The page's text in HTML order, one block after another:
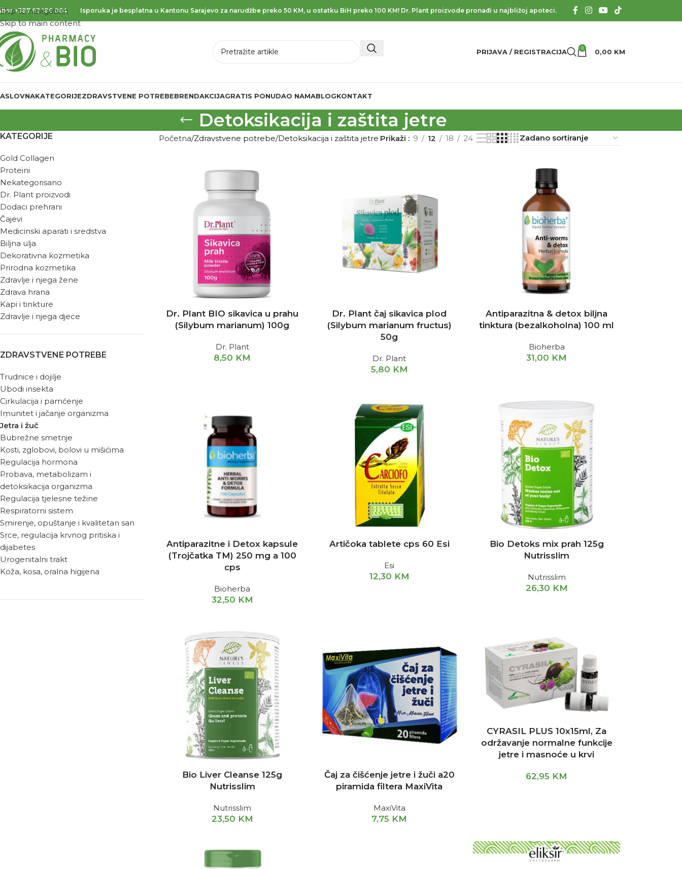
Skip to navigation
Skip to main content
+387 62 186 064 Isporuka je besplatna u Kantonu Sarajevo za narudžbe preko 50 KM, u ostatku BiH preko 100 KM! Dr. Plant proizvode pronađi u najbližoj apoteci.
PRIJAVA / REGISTRACIJA 0 0,00 KM
KATEGORIJEZDRAVSTVENE POTREBEBRENDAKCIJAGRATIS PONUDAO NAMABLOGKONTAKT
Detoksikacija i zaštita jetre
KATEGORIJE
Gold Collagen
Proteini
Nekategorisano
Dr. Plant proizvodi
Dodaci prehrani
Čajevi
Medicinski aparati i sredstva
Biljna ulja
Dekorativna kozmetika
Prirodna kozmetika
Zdravlje i njega žene
Zdrava hrana
Kapi i tinkture
Zdravlje i njega djece
ZDRAVSTVENE POTREBE
Trudnice i dojilje
Ubodi insekta
Cirkulacija i pamćenje
Imunitet i jačanje organizma
Jetra i žuč
Bubrežne smetnje
Kosti, zglobovi, bolovi u mišićima
Regulacija hormona
Probava, metabolizam i
detoksikacija organizma
Regulacija tjelesne težine
Respiratorni sistem
Smirenje, opuštanje i kvalitetan san
Srce, regulacija krvnog pritiska i
dijabetes
Urogenitalni trakt
Koža, kosa, oralna higijena
Početna Zdravstvene potrebe Detoksikacija i zaštita jetre Prikaži 9 12 18 24
Dr. Plant BIO sikavica u prahu
(Silybum marianum) 100g
Dr. Plant
8,50 KM
Dr. Plant čaj sikavica plod
(Silybum marianum fructus)
50g
Dr. Plant
5,80 KM
Antiparazitna & detox biljna
tinktura (bezalkoholna) 100 ml
Bioherba
31,00 KM
Antiparazitne i Detox kapsule
(Trojčatka TM) 250 mg a 100
cps
Bioherba
32,50 KM
Artičoka tablete cps 60 Esi
Esi
12,30 KM
Bio Detoks mix prah 125g
Nutrisslim
Nutrisslim
26,30 KM
Bio Liver Cleanse 125g
Nutrisslim
Nutrisslim
23,50 KM
Čaj za čišćenje jetre i žuči a20
piramida filtera MaxiVita
MaxiVita
7,75 KM
CYRASIL PLUS 10x15ml, Za
održavanje normalne funkcije
jetre i masnoće u krvi
62,95 KM